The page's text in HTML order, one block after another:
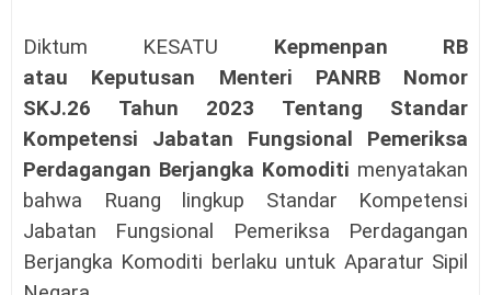
Diktum KESATU Kepmenpan RB
atau Keputusan Menteri PANRB Nomor
SKJ.26 Tahun 2023 Tentang Standar
Kompetensi Jabatan Fungsional Pemeriksa
Perdagangan Berjangka Komoditi menyatakan
bahwa Ruang lingkup Standar Kompetensi
Jabatan Fungsional Pemeriksa Perdagangan
Berjangka Komoditi berlaku untuk Aparatur Sipil